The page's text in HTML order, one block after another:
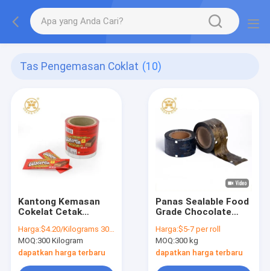
Tas Pengemasan Coklat (10)
Kantong Kemasan
Cokelat Cetak
Harga:$4.20/Kilograms 300-999 Kilograms
MOQ:300 Kilogram
dapatkan harga terbaru
Panas Sealable Food
Grade Chocolate
Lamination Roll
Untuk Pengepakan
Harga:$5-7 per roll
MOQ:300 kg
dapatkan harga terbaru